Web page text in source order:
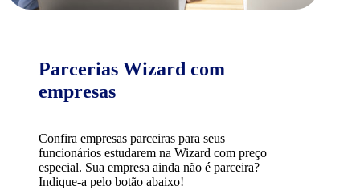
Parcerias Wizard com
empresas
Confira empresas parceiras para seus
funcionários estudarem na Wizard com preço
especial. Sua empresa ainda não é parceira?
Indique-a pelo botão abaixo!